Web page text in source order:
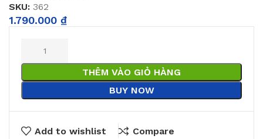
SKU: 362
1.790.000 ₫
THÊM VÀO GIỎ HÀNG
BUY NOW
Add to wishlist Compare